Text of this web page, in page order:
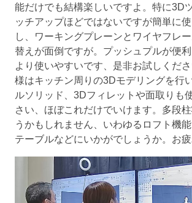
能だけでも結構楽しいですよ。特に3D
ッチアップほどではないですが簡単に
し、ワーキングプレーンとワイヤフレ
替えが面倒ですが。プッシュプルが便
より使いやすいです、是非お試しくだ
様はキッチン周りの3Dモデリングを行
ルソリッド、3Dフィレットや面取りも
さい、ほぼこれだけでいけます。多段
うかもしれません、いわゆるロフト機
テーブルなどにいかがでしょうか。お疲